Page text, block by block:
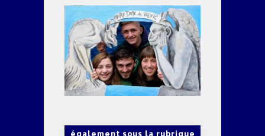
également sous la rubrique